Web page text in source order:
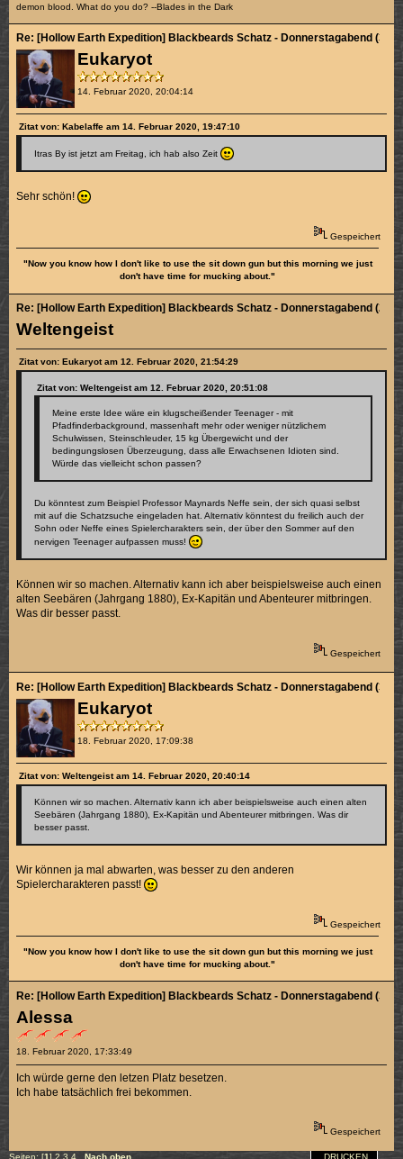
demon blood. What do you do? --Blades in the Dark
Eukaryot
14. Februar 2020, 20:04:14
Re: [Hollow Earth Expedition] Blackbeards Schatz - Donnerstagabend (3/4)
Zitat von: Kabelaffe am 14. Februar 2020, 19:47:10
Itras By ist jetzt am Freitag, ich hab also Zeit
Sehr schön!
Gespeichert
"Now you know how I don't like to use the sit down gun but this morning we just
don't have time for mucking about."
Weltengeist
Re: [Hollow Earth Expedition] Blackbeards Schatz - Donnerstagabend (2/4)
Zitat von: Eukaryot am 12. Februar 2020, 21:54:29
Zitat von: Weltengeist am 12. Februar 2020, 20:51:08
Meine erste Idee wäre ein klugscheißender Teenager - mit
Pfadfinderbackground, massenhaft mehr oder weniger nützlichem
Schulwissen, Steinschleuder, 15 kg Übergewicht und der
bedingungslosen Überzeugung, dass alle Erwachsenen Idioten sind.
Würde das vielleicht schon passen?
Du könntest zum Beispiel Professor Maynards Neffe sein, der sich quasi selbst
mit auf die Schatzsuche eingeladen hat. Alternativ könntest du freilich auch der
Sohn oder Neffe eines Spielercharakters sein, der über den Sommer auf den
nervigen Teenager aufpassen muss!
Können wir so machen. Alternativ kann ich aber beispielsweise auch einen
alten Seebären (Jahrgang 1880), Ex-Kapitän und Abenteurer mitbringen.
Was dir besser passt.
Gespeichert
Eukaryot
18. Februar 2020, 17:09:38
Re: [Hollow Earth Expedition] Blackbeards Schatz - Donnerstagabend (3/4)
Zitat von: Weltengeist am 14. Februar 2020, 20:40:14
Können wir so machen. Alternativ kann ich aber beispielsweise auch einen alten
Seebären (Jahrgang 1880), Ex-Kapitän und Abenteurer mitbringen. Was dir
besser passt.
Wir können ja mal abwarten, was besser zu den anderen
Spielercharakteren passt!
Gespeichert
"Now you know how I don't like to use the sit down gun but this morning we just
don't have time for mucking about."
Alessa
18. Februar 2020, 17:33:49
Re: [Hollow Earth Expedition] Blackbeards Schatz - Donnerstagabend (3/4)
Ich würde gerne den letzen Platz besetzen.
Ich habe tatsächlich frei bekommen.
Gespeichert
DRUCKEN
Seiten: [1] 2 3 4 Nach oben